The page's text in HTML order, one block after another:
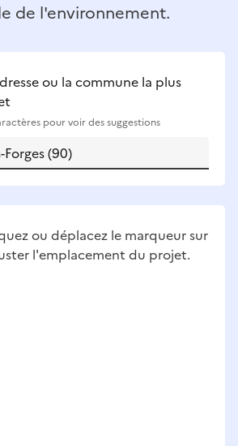
de l'environnement.
ou la commune la plus
pour voir des suggestions
ou déplacez le marqueur sur
l'emplacement du projet.